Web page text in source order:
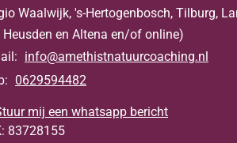
Waalwijk, 's-Hertogenbosch, Tilburg,
Heusden en Altena en/of online)
info@amethistnatuurcoaching.nl
0629594482
mij een whatsapp bericht
83728155